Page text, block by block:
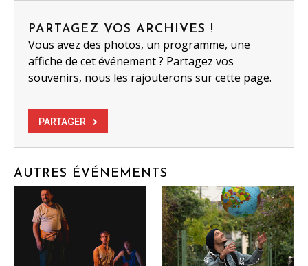
PARTAGEZ VOS ARCHIVES !
Vous avez des photos, un programme, une
affiche de cet événement ? Partagez vos
souvenirs, nous les rajouterons sur cette page.
PARTAGER
AUTRES ÉVÉNEMENTS